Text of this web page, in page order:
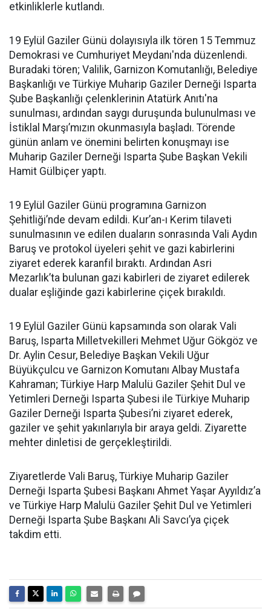
etkinliklerle kutlandı.
19 Eylül Gaziler Günü dolayısıyla ilk tören 15 Temmuz
Demokrasi ve Cumhuriyet Meydanı'nda düzenlendi.
Buradaki tören; Valilik, Garnizon Komutanlığı, Belediye
Başkanlığı ve Türkiye Muharip Gaziler Derneği Isparta
Şube Başkanlığı çelenklerinin Atatürk Anıtı'na
sunulması, ardından saygı duruşunda bulunulması ve
İstiklal Marşı’mızın okunmasıyla başladı. Törende
günün anlam ve önemini belirten konuşmayı ise
Muharip Gaziler Derneği Isparta Şube Başkan Vekili
Hamit Gülbiçer yaptı.
19 Eylül Gaziler Günü programına Garnizon
Şehitliği’nde devam edildi. Kur’an-ı Kerim tilaveti
sunulmasının ve edilen duaların sonrasında Vali Aydın
Baruş ve protokol üyeleri şehit ve gazi kabirlerini
ziyaret ederek karanfil bıraktı. Ardından Asri
Mezarlık’ta bulunan gazi kabirleri de ziyaret edilerek
dualar eşliğinde gazi kabirlerine çiçek bırakıldı.
19 Eylül Gaziler Günü kapsamında son olarak Vali
Baruş, Isparta Milletvekilleri Mehmet Uğur Gökgöz ve
Dr. Aylin Cesur, Belediye Başkan Vekili Uğur
Büyükçulcu ve Garnizon Komutanı Albay Mustafa
Kahraman; Türkiye Harp Malulü Gaziler Şehit Dul ve
Yetimleri Derneği Isparta Şubesi ile Türkiye Muharip
Gaziler Derneği Isparta Şubesi’ni ziyaret ederek,
gaziler ve şehit yakınlarıyla bir araya geldi. Ziyarette
mehter dinletisi de gerçekleştirildi.
Ziyaretlerde Vali Baruş, Türkiye Muharip Gaziler
Derneği Isparta Şubesi Başkanı Ahmet Yaşar Ayyıldız’a
ve Türkiye Harp Malulü Gaziler Şehit Dul ve Yetimleri
Derneği Isparta Şube Başkanı Ali Savcı’ya çiçek
takdim etti.